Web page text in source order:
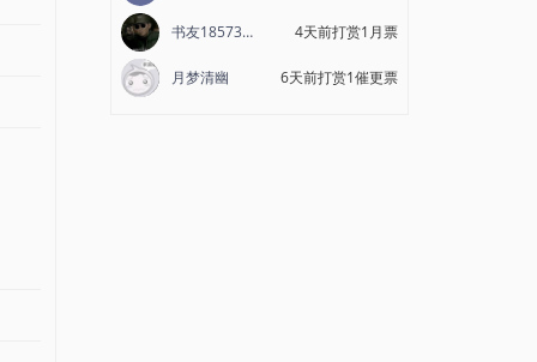
书友1857358732 4天前打赏1月票
月梦清幽 6天前打赏1催更票